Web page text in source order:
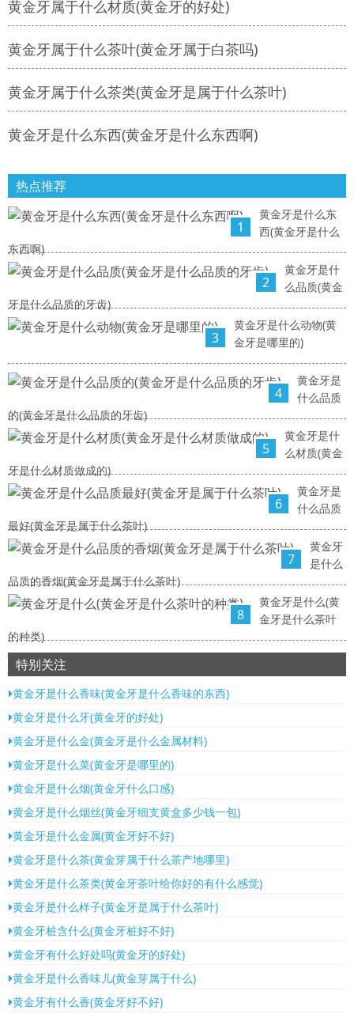
黄金牙属于什么材质(黄金牙的好处)
黄金牙属于什么茶叶(黄金牙属于白茶吗)
黄金牙属于什么茶类(黄金牙是属于什么茶叶)
黄金牙是什么东西(黄金牙是什么东西啊)
热点推荐
1
黄金牙是什么东
西(黄金牙是什么
东西啊)
2
黄金牙是什
么品质(黄金
牙是什么品质的牙齿)
3
黄金牙是什么动物(黄
金牙是哪里的)
4
黄金牙是
什么品质
的(黄金牙是什么品质的牙齿)
5
黄金牙是什
么材质(黄金
牙是什么材质做成的)
6
黄金牙是
什么品质
最好(黄金牙是属于什么茶叶)
7
黄金牙
是什么
品质的香烟(黄金牙是属于什么茶叶)
8
黄金牙是什么(黄
金牙是什么茶叶
的种类)
特别关注
黄金牙是什么香味(黄金牙是什么香味的东西)
黄金牙是什么牙(黄金牙的好处)
黄金牙是什么金(黄金牙是什么金属材料)
黄金牙是什么菜(黄金牙是哪里的)
黄金牙是什么烟(黄金牙什么口感)
黄金牙是什么烟丝(黄金牙细支黄盒多少钱一包)
黄金牙是什么金属(黄金牙好不好)
黄金牙是什么茶(黄金芽属于什么茶产地哪里)
黄金牙是什么茶类(黄金牙茶叶给你好的有什么感觉)
黄金牙是什么样子(黄金牙是属于什么茶叶)
黄金牙桩含什么(黄金牙桩好不好)
黄金牙有什么好处吗(黄金牙的好处)
黄金牙是什么香味儿(黄金芽属于什么)
黄金牙有什么香(黄金牙好不好)